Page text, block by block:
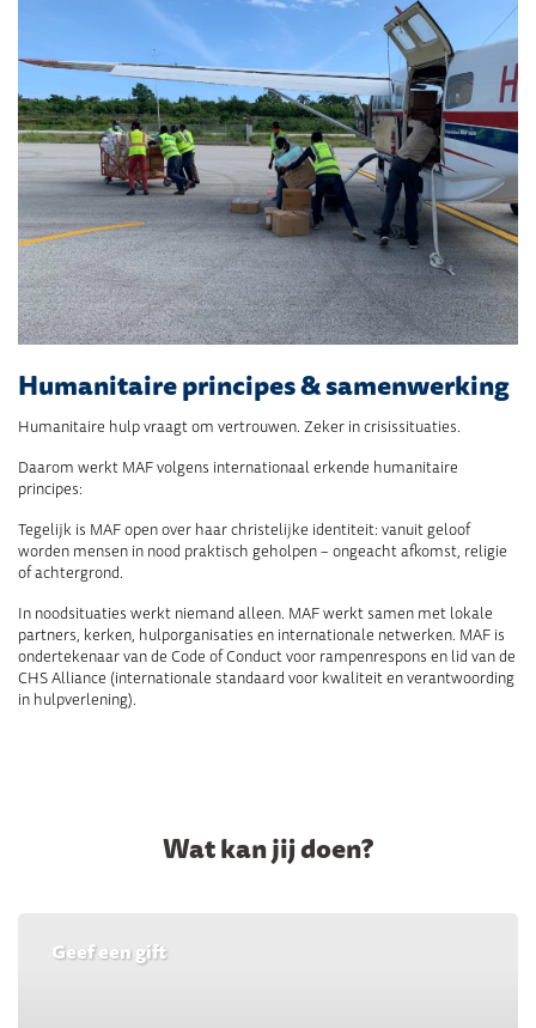
Humanitaire principes & samenwerking
Humanitaire hulp vraagt om vertrouwen. Zeker in crisissituaties.
Daarom werkt MAF volgens internationaal erkende humanitaire
principes:
Tegelijk is MAF open over haar christelijke identiteit: vanuit geloof
worden mensen in nood praktisch geholpen – ongeacht afkomst, religie
of achtergrond.
In noodsituaties werkt niemand alleen. MAF werkt samen met lokale
partners, kerken, hulporganisaties en internationale netwerken. MAF is
ondertekenaar van de Code of Conduct voor rampenrespons en lid van de
CHS Alliance (internationale standaard voor kwaliteit en verantwoording
in hulpverlening).
Wat kan jij doen?
Geef een gift